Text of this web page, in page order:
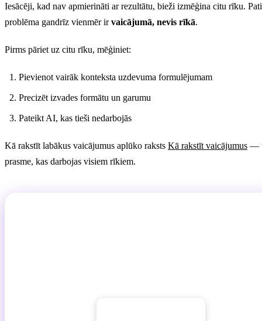
Iesācēji, kad nav apmierināti ar rezultātu, bieži izmēģina citu rīku.
problēma gandrīz vienmēr irvaicājumā, nevis rīkā.
Pirms pāriet uz citu rīku, mēģiniet:
Pievienot vairāk konteksta uzdevuma formulējumam
Precizēt izvades formātu un garumu
Pateikt AI, kas tieši nedarbojās
Kā rakstīt labākus vaicājumus aplūko raksts Kā rakstīt vaicājumus —
prasme, kas darbojas visiem rīkiem.